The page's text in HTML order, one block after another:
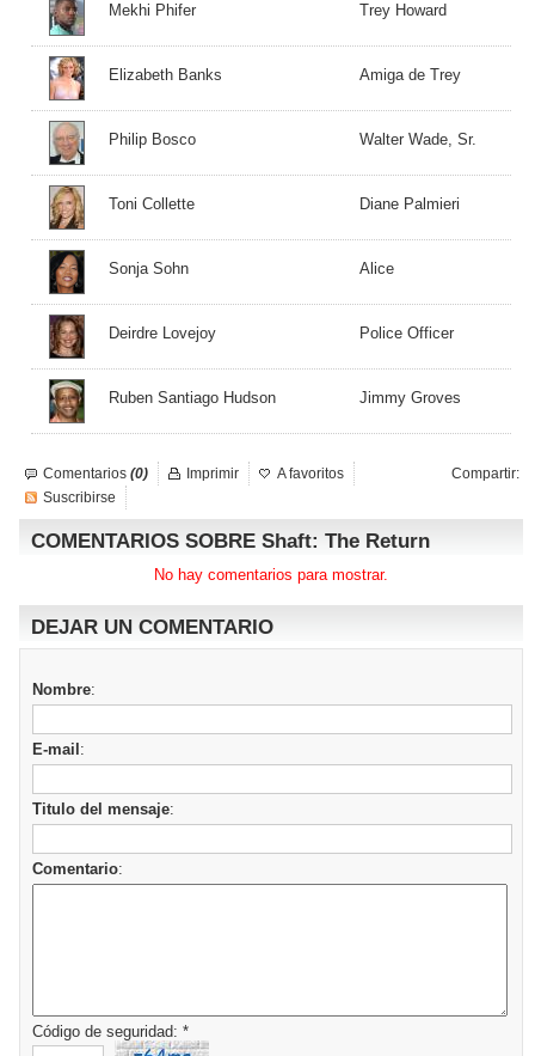
Mekhi Phifer Trey Howard
Elizabeth Banks Amiga de Trey
Philip Bosco Walter Wade, Sr.
Toni Collette Diane Palmieri
Sonja Sohn Alice
Deirdre Lovejoy Police Officer
Ruben Santiago Hudson Jimmy Groves
Comentarios (0) Compartir:
Imprimir
A favoritos
Suscribirse
COMENTARIOS SOBRE Shaft: The Return
No hay comentarios para mostrar.
DEJAR UN COMENTARIO
Nombre:
E-mail :
Titulo del mensaje:
Comentario:
Código de seguridad: *